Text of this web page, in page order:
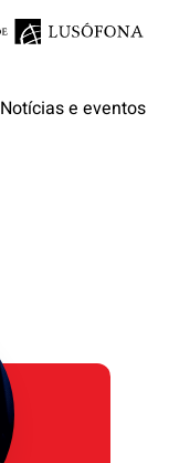
Notícias e eventos